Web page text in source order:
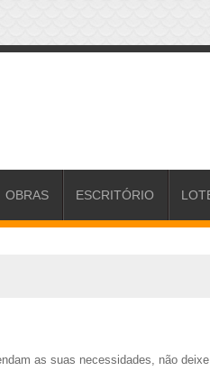
OBRAS ESCRITÓRIO
as suas necessidades, não